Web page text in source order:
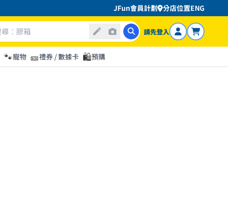
JFun會員計劃 分店位置ENG
請先登入
🐾寵物 🎫禮券 / 數據卡 🛍️預購